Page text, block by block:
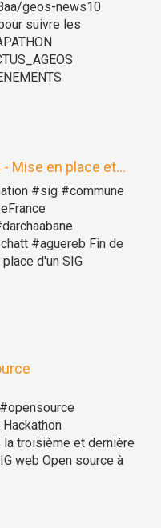
geos-news10
suivre les
Mise en place et...
#sig #commune
#aguereb Fin de
d'un SIG
la troisième et dernière
web Open source à